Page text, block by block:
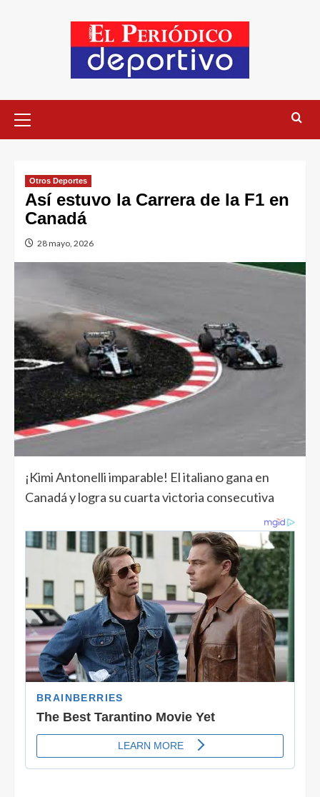
Otros Deportes
Así estuvo la Carrera de la F1 en
Canadá
28 mayo, 2026
¡Kimi Antonelli imparable! El italiano gana en
Canadá y logra su cuarta victoria consecutiva